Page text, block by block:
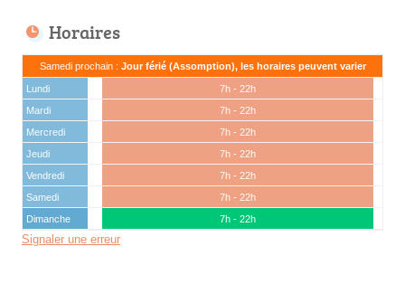
Horaires
Samedi prochain : Jour férié (Assomption), les horaires peuvent varier
Lundi
7h - 22h
Mardi
7h - 22h
Mercredi
7h - 22h
Jeudi
7h - 22h
Vendredi
7h - 22h
Samedi
7h - 22h
Dimanche
7h - 22h
Signaler une erreur